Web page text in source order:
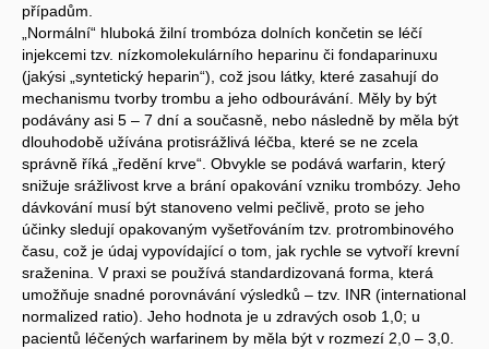
případům.
„Normální“ hluboká žilní trombóza dolních končetin se léčí
injekcemi tzv. nízkomolekulárního heparinu či fondaparinuxu
(jakýsi „syntetický heparin“), což jsou látky, které zasahují do
mechanismu tvorby trombu a jeho odbourávání. Měly by být
podávány asi 5 – 7 dní a současně, nebo následně by měla být
dlouhodobě užívána protisrážlivá léčba, které se ne zcela
správně říká „ředění krve“. Obvykle se podává warfarin, který
snižuje srážlivost krve a brání opakování vzniku trombózy. Jeho
dávkování musí být stanoveno velmi pečlivě, proto se jeho
účinky sledují opakovaným vyšetřováním tzv. protrombinového
času, což je údaj vypovídající o tom, jak rychle se vytvoří krevní
sraženina. V praxi se používá standardizovaná forma, která
umožňuje snadné porovnávání výsledků – tzv. INR (international
normalized ratio). Jeho hodnota je u zdravých osob 1,0; u
pacientů léčených warfarinem by měla být v rozmezí 2,0 – 3,0.